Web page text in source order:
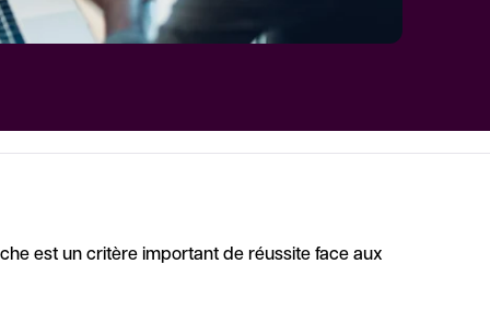
est un critère important de réussite face aux